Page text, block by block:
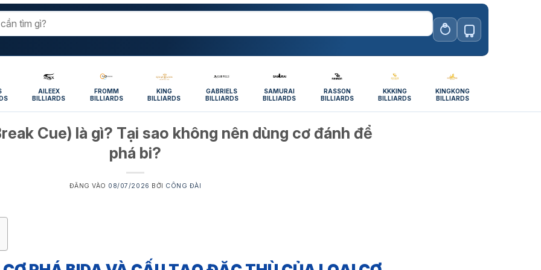
AILEEX
BILLIARDS
FROMM
BILLIARDS
KING
BILLIARDS
GABRIELS
BILLIARDS
SAMURAI
BILLIARDS
RASSON
BILLIARDS
KKKING
BILLIARDS
KINGKONG
BILLIARDS
Cue) là gì? Tại sao không nên dùng cơ đánh để
phá bi?
ĐĂNG VÀO 08/07/2026 BỞI CÔNG ĐÀI